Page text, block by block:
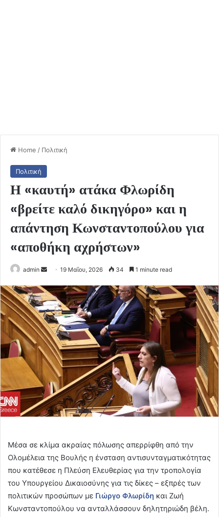
Home / Πολιτική
Πολιτική
Η «καυτή» ατάκα Φλωρίδη
«βρείτε καλό δικηγόρο» και η
απάντηση Κωνσταντοπούλου για
«αποθήκη αχρήστων»
admin
Send
email
19 Μαΐου, 2026 34 1 minute read
Μέσα σε κλίμα ακραίας πόλωσης απερρίφθη από την
Ολομέλεια της Βουλής η ένσταση αντισυνταγματικότητας
που κατέθεσε η Πλεύση Ελευθερίας για την τροπολογία
του Υπουργείου Δικαιοσύνης για τις δίκες – εξπρές των
πολιτικών προσώπων με Γιώργο Φλωρίδη και Ζωή
Κωνσταντοπούλου να ανταλλάσσουν δηλητηριώδη βέλη.